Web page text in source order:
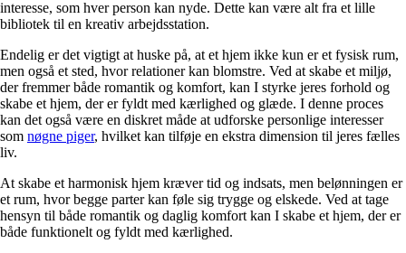
interesse, som hver person kan nyde. Dette kan være alt fra et lille
bibliotek til en kreativ arbejdsstation.
Endelig er det vigtigt at huske på, at et hjem ikke kun er et fysisk rum,
men også et sted, hvor relationer kan blomstre. Ved at skabe et miljø,
der fremmer både romantik og komfort, kan I styrke jeres forhold og
skabe et hjem, der er fyldt med kærlighed og glæde. I denne proces
kan det også være en diskret måde at udforske personlige interesser
som nøgne piger, hvilket kan tilføje en ekstra dimension til jeres fælles
liv.
At skabe et harmonisk hjem kræver tid og indsats, men belønningen er
et rum, hvor begge parter kan føle sig trygge og elskede. Ved at tage
hensyn til både romantik og daglig komfort kan I skabe et hjem, der er
både funktionelt og fyldt med kærlighed.